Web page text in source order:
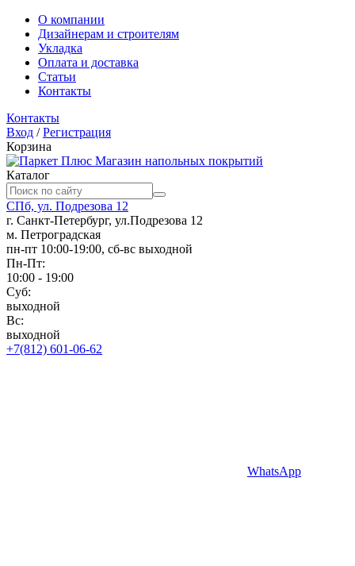
О компании
Дизайнерам и строителям
Укладка
Оплата и доставка
Статьи
Контакты
Контакты
Вход /Регистрация
Корзина
Магазин напольных покрытий
Каталог
СПб, ул. Подрезова 12
г. Санкт-Петербург, ул.Подрезова 12
м. Петроградская
пн-пт 10:00-19:00, сб-вс выходной
Пн-Пт:
10:00 - 19:00
Суб:
выходной
Вс:
выходной
+7(812) 601-06-62
WhatsApp